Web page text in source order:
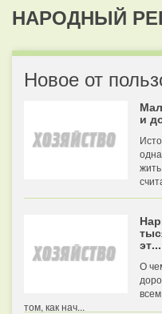
НАРОДНЫЙ
Новое от
и
эт...
О
том, как нач...